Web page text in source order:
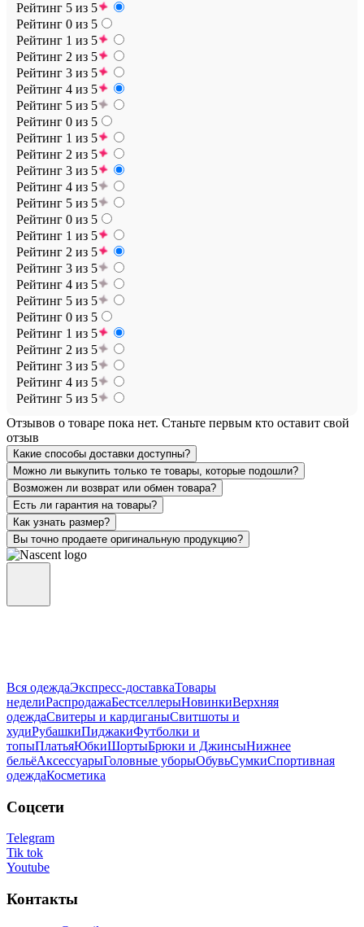
Рейтинг 5 из 5
Рейтинг 0 из 5
Рейтинг 1 из 5
Рейтинг 2 из 5
Рейтинг 3 из 5
Рейтинг 4 из 5
Рейтинг 5 из 5
Рейтинг 0 из 5
Рейтинг 1 из 5
Рейтинг 2 из 5
Рейтинг 3 из 5
Рейтинг 4 из 5
Рейтинг 5 из 5
Рейтинг 0 из 5
Рейтинг 1 из 5
Рейтинг 2 из 5
Рейтинг 3 из 5
Рейтинг 4 из 5
Рейтинг 5 из 5
Рейтинг 0 из 5
Рейтинг 1 из 5
Рейтинг 2 из 5
Рейтинг 3 из 5
Рейтинг 4 из 5
Рейтинг 5 из 5
Отзывов о товаре пока нет. Станьте первым кто оставит свой
отзыв
Какие способы доставки доступны?
Можно ли выкупить только те товары, которые подошли?
Возможен ли возврат или обмен товара?
Есть ли гарантия на товары?
Как узнать размер?
Вы точно продаете оригинальную продукцию?
Вся одеждаЭкспресс-доставкаТовары
неделиРаспродажаБестселлерыНовинкиВерхняя
одеждаСвитеры и кардиганыСвитшоты и
худиРубашкиПиджакиФутболки и
топыПлатьяЮбкиШортыБрюки и ДжинсыНижнее
бельёАксессуарыГоловные уборыОбувьСумкиСпортивная
одеждаКосметика
Соцсети
Telegram
Tik tok
Youtube
Контакты